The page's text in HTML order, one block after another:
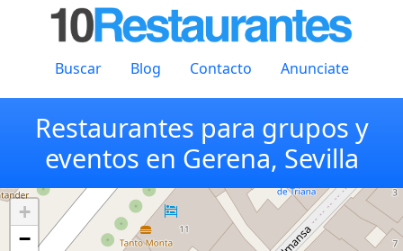
Buscar Blog Contacto Anunciate
Restaurantes para grupos y
eventos en Gerena, Sevilla
+
−